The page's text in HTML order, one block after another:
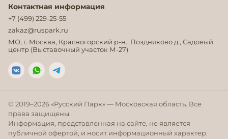
Контактная информация
+7 (499) 229-25-55
zakaz@ruspark.ru
МО, г. Москва, Красногорский р-н., Поздняково д., Садовый
центр (Выставочный участок М-27)
© 2019–2026 «Русский Парк» — Московская область. Все
права защищены.
Информация, представленная на сайте, не является
публичной офертой, и носит информационный характер.